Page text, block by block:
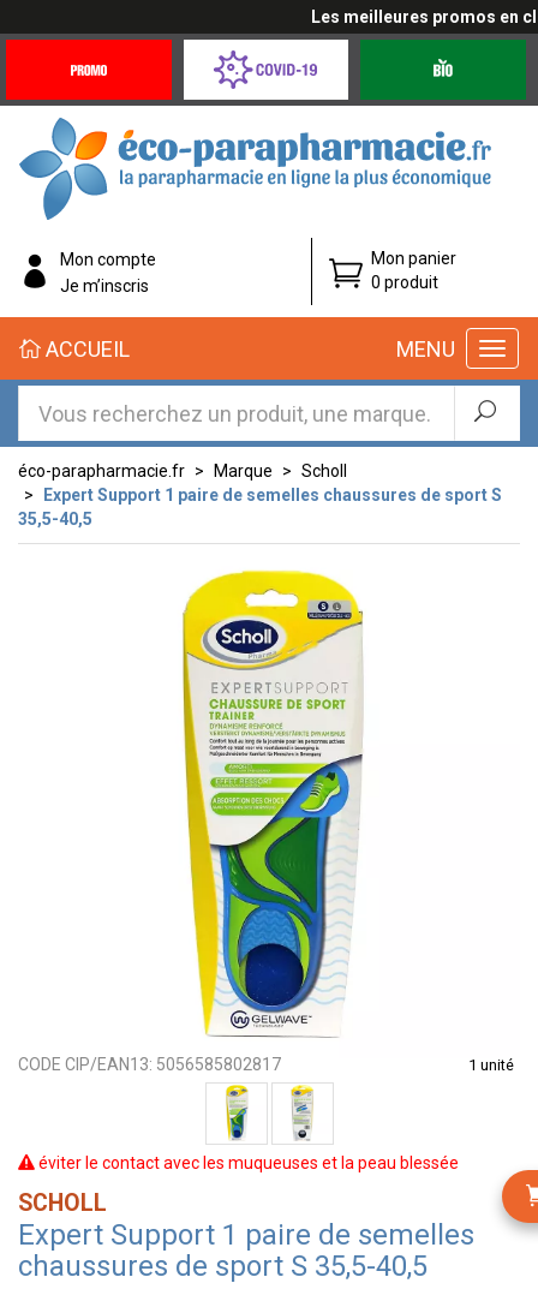
Les meilleures promos en
Offres
Coronavirus
éco-
parapharmacie.fr
éco-
parapharmacie.fr
Mon compte
Je m’inscris
Mon panier
0 produit
MENU
ACCUEIL
éco-parapharmacie.fr Marque
Scholl
Expert Support 1 paire de semelles chaussures de sport S
35,5-40,5
CODE CIP/EAN13: 5056585802817 1 unité
éviter le contact avec les muqueuses et la peau blessée
SCHOLL
Expert Support 1 paire de semelles
chaussures de sport S 35,5-40,5